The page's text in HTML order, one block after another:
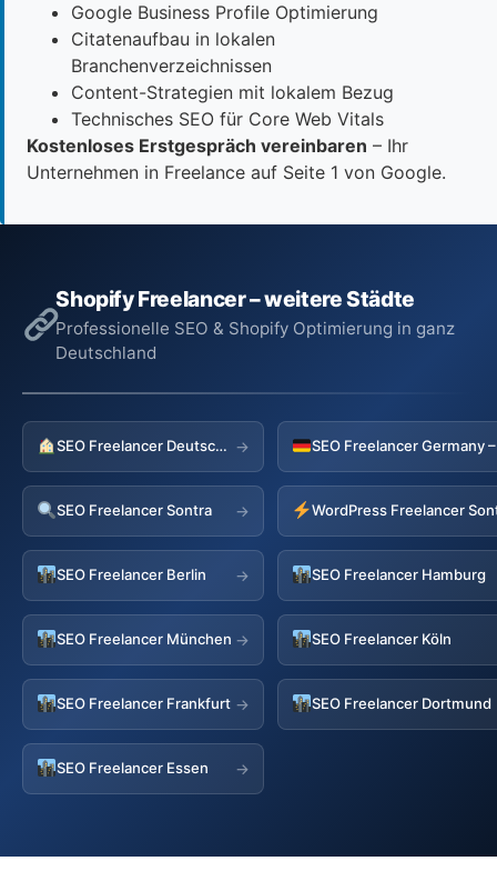
Google Business Profile Optimierung
Citatenaufbau in lokalen
Branchenverzeichnissen
Content-Strategien mit lokalem Bezug
Technisches SEO für Core Web Vitals
Kostenloses Erstgespräch vereinbaren – Ihr
Unternehmen in Freelance auf Seite 1 von Google.
Shopify Freelancer – weitere Städte
Professionelle SEO & Shopify Optimierung in ganz
Deutschland
SEO Freelancer Deutschland →
SEO Freelancer Sontra → WordPress Freelancer
SEO Freelancer Berlin → SEO Freelancer Hamburg
SEO Freelancer München → SEO Freelancer Köln
SEO Freelancer Frankfurt → SEO Freelancer Dortmund
SEO Freelancer Essen →